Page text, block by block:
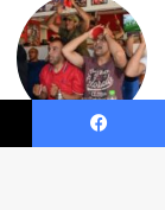
فيسبوك ‫X